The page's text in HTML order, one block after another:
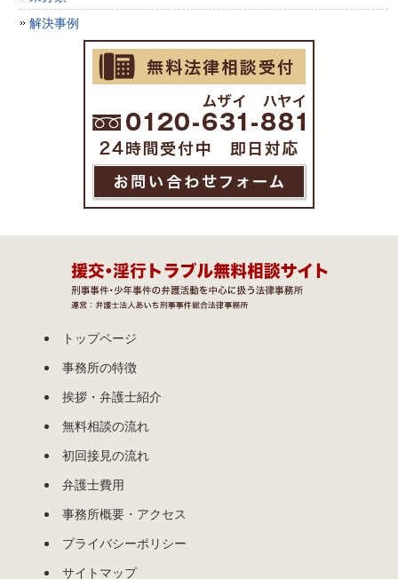
解決事例
トップページ
事務所の特徴
挨拶・弁護士紹介
無料相談の流れ
初回接見の流れ
弁護士費用
事務所概要・アクセス
プライバシーポリシー
サイトマップ